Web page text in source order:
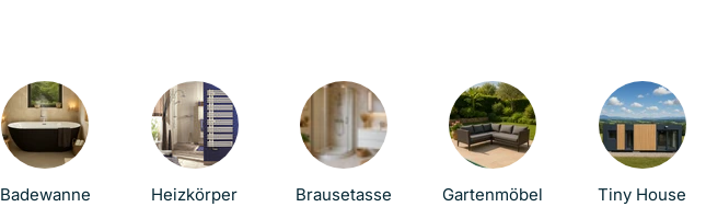
Badewanne Heizkörper Brausetasse Gartenmöbel Tiny House